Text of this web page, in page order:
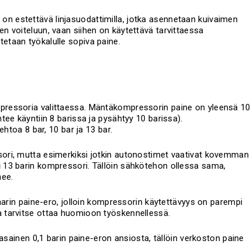
estettävä linjasuodattimilla, jotka asennetaan kuivaimen
voiteluun, vaan siihen on käytettävä tarvittaessa
työkalulle sopiva paine.
valittaessa. Mäntäkompressorin paine on yleensä 10
käyntiin 8 barissa ja pysähtyy 10 barissa).
8 bar, 10 bar ja 13 bar.
mutta esimerkiksi jotkin autonostimet vaativat kovemman
barin kompressori. Tällöin sähkötehon ollessa sama,
paine-ero, jolloin kompressorin käytettävyys on parempi
ottaa huomioon työskennellessä.
0,1 barin paine-eron ansiosta, tällöin verkoston paine